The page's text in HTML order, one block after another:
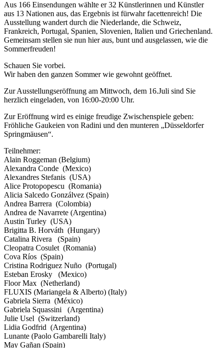
Aus 166 Einsendungen wählte er 32 Künstlerinnen und Künstler
aus 13 Nationen aus, das Ergebnis ist fürwahr facettenreich! Die
Ausstellung wandert durch die Niederlande, die Schweiz,
Frankreich, Portugal, Spanien, Slovenien, Italien und Griechenland.
Gemeinsam stellen sie nun hier aus, bunt und ausgelassen, wie die
Sommerfreuden!
Schauen Sie vorbei.
Wir haben den ganzen Sommer wie gewohnt geöffnet.
Zur Ausstellungseröffnung am Mittwoch, dem 16.Juli sind Sie
herzlich eingeladen, von 16:00-20:00 Uhr.
Zur Eröffnung wird es einige freudige Zwischenspiele geben:
Fröhliche Gaukeien von Radini und den munteren „Düsseldorfer
Springmäusen“.
Teilnehmer:
Alain Roggeman (Belgium)
Alexandra Conde (Mexico)
Alexandres Stefanis (USA)
Alice Protopopescu (Romania)
Alicia Salcedo Gonzálvez (Spain)
Andrea Barrera (Colombia)
Andrea de Navarrete (Argentina)
Austin Turley (USA)
Brigitta B. Horváth (Hungary)
Catalina Rivera (Spain)
Cleopatra Cosulet (Romania)
Cova Ríos (Spain)
Cristina Rodriguez Nuño (Portugal)
Esteban Erosky (Mexico)
Floor Max (Netherland)
FLUXIS (Mariangela & Alberto) (Italy)
Gabriela Sierra (México)
Gabriela Squassini (Argentina)
Julie Usel (Switzerland)
Lidia Godfrid (Argentina)
Lunante (Paolo Gambarelli Italy)
May Gañan (Spain)